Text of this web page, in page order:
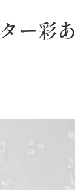
ー彩あ